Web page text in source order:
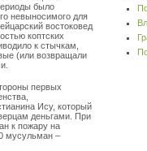
было
невыносимого для
востоковед
коптских
к стычкам,
(или возвращали
первых
Ису, который
деньгами. При
к пожару на
мусульман –